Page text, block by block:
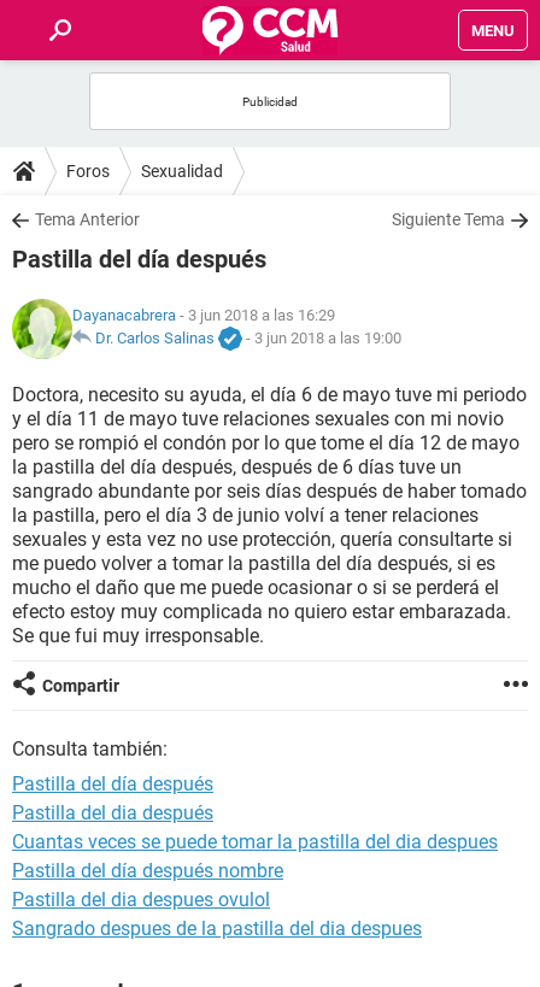
MENU
FOROS
SALUD
NUTRICIÓN
BIENESTAR
SEXUALIDAD
GLOSARIO
Foros Sexualidad
Tema Anterior Siguiente Tema
Pastilla del día después
Dayanacabrera - 3 jun 2018 a las 16:29
Dr. Carlos Salinas
- 3 jun 2018 a las 19:00
Doctora, necesito su ayuda, el día 6 de mayo tuve mi periodo
y el día 11 de mayo tuve relaciones sexuales con mi novio
pero se rompió el condón por lo que tome el día 12 de mayo
la pastilla del día después, después de 6 días tuve un
sangrado abundante por seis días después de haber tomado
la pastilla, pero el día 3 de junio volví a tener relaciones
sexuales y esta vez no use protección, quería consultarte si
me puedo volver a tomar la pastilla del día después, si es
mucho el daño que me puede ocasionar o si se perderá el
efecto estoy muy complicada no quiero estar embarazada.
Se que fui muy irresponsable.
Compartir
Consulta también:
Pastilla del día después
Pastilla del dia después
Cuantas veces se puede tomar la pastilla del dia despues
Pastilla del día después nombre
Pastilla del dia despues ovulol
Sangrado despues de la pastilla del dia despues